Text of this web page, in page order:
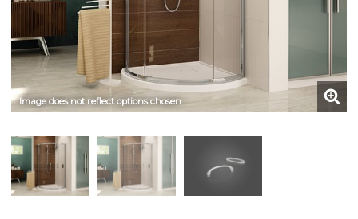
Image does not reflect options chosen